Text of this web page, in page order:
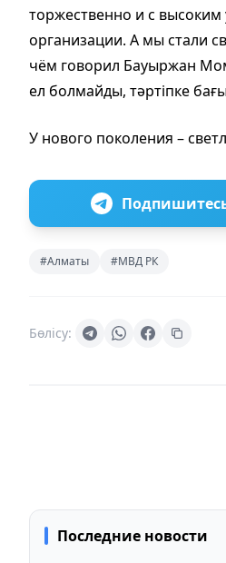
торжественно и с
организации. А мы стали
чём говорил Бауыржан
ел болмайды, тәртіпке
У нового поколения –
#Алматы #МВД РК
Бөлісу:
Последние новости